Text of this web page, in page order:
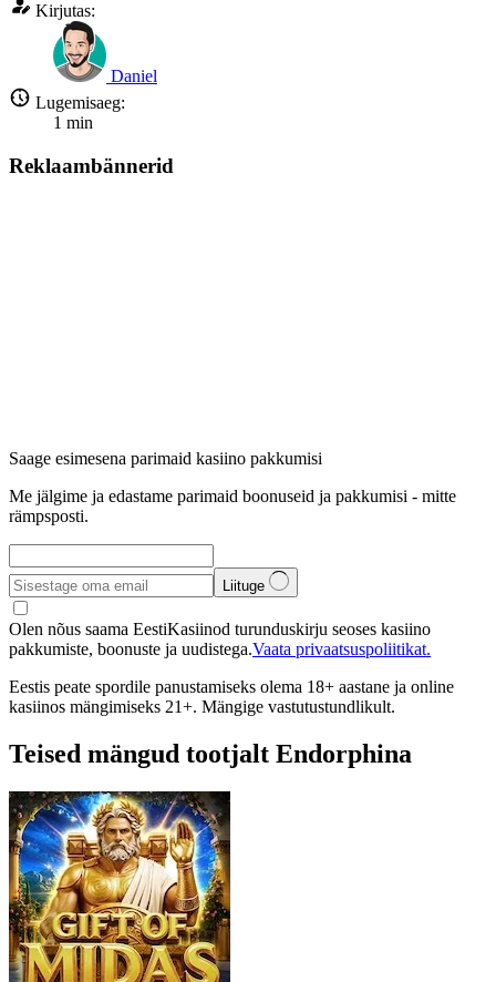
Kirjutas:
Daniel
Lugemisaeg:
1 min
Reklaambännerid
Saage esimesena parimaid kasiino pakkumisi
Me jälgime ja edastame parimaid boonuseid ja pakkumisi - mitte
rämpsposti.
Liituge
Olen nõus saama EestiKasiinod turunduskirju seoses kasiino
pakkumiste, boonuste ja uudistega.Vaata privaatsuspoliitikat.
Eestis peate spordile panustamiseks olema 18+ aastane ja online
kasiinos mängimiseks 21+. Mängige vastutustundlikult.
Teised mängud tootjalt Endorphina